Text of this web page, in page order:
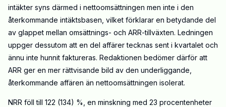
intäkter syns därmed i nettoomsättningen men inte i den
återkommande intäktsbasen, vilket förklarar en betydande del
av glappet mellan omsättnings- och ARR-tillväxten. Ledningen
uppger dessutom att en del affärer tecknas sent i kvartalet och
ännu inte hunnit faktureras. Redaktionen bedömer därför att
ARR ger en mer rättvisande bild av den underliggande,
återkommande affären än nettoomsättningen isolerat.
NRR föll till 122 (134) %, en minskning med 23 procentenheter